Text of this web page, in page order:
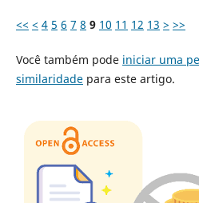
<< < 4 5 6 7 8 9 10 11 12 13 > >>
Você também pode iniciar uma
similaridadepara este artigo.